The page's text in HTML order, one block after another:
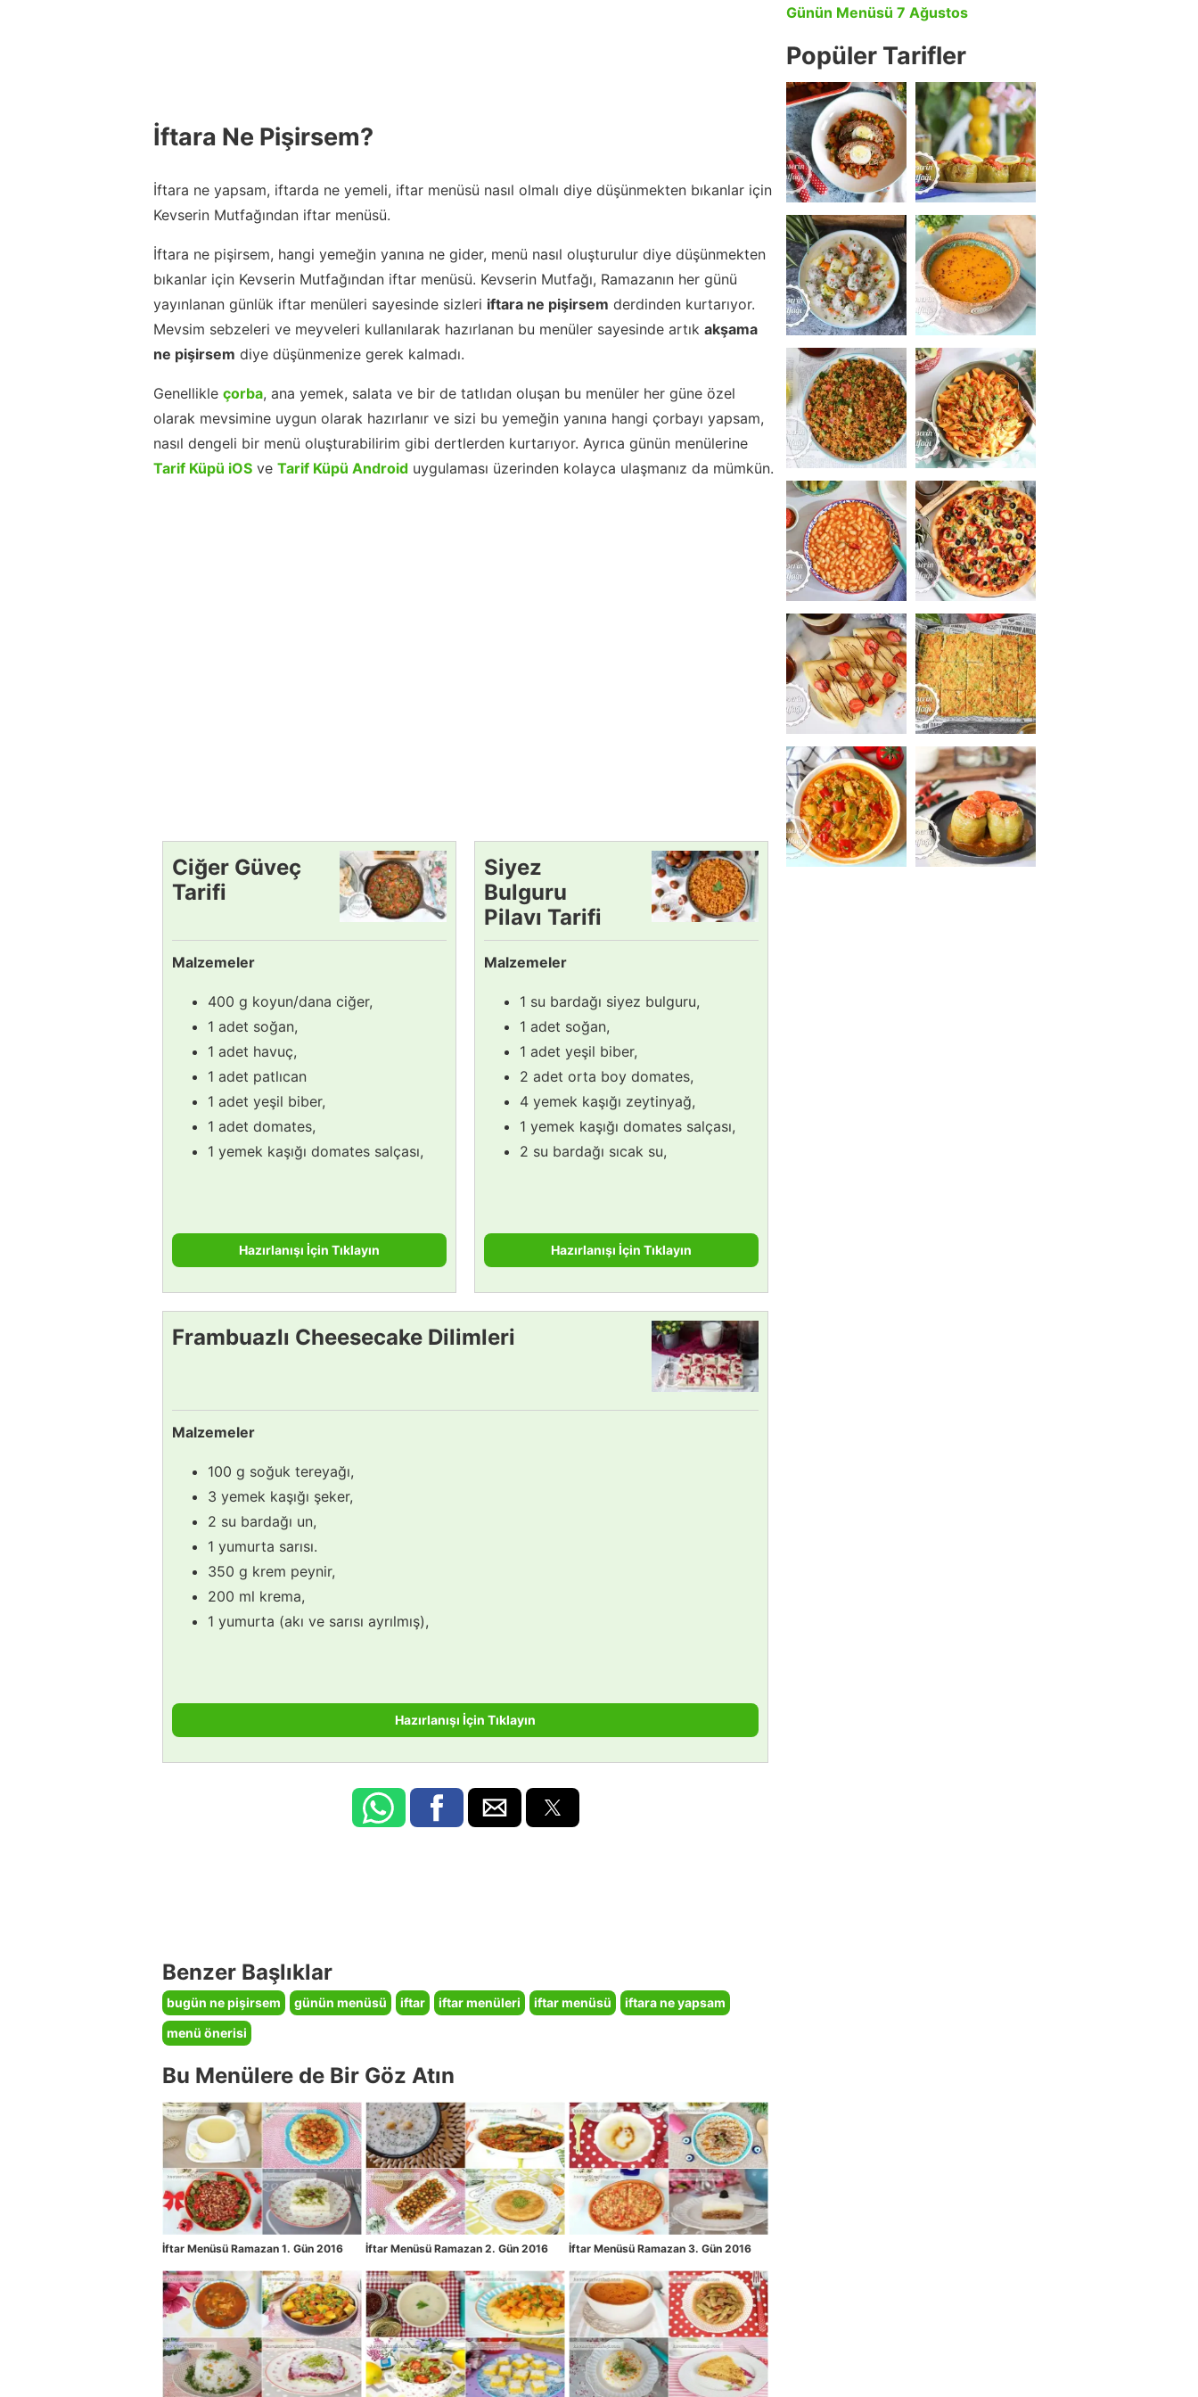
İftara Ne Pişirsem?
İftara ne yapsam, iftarda ne yemeli, iftar menüsü nasıl olmalı diye düşünmekten bıkanlar için
Kevserin Mutfağından iftar menüsü.
İftara ne pişirsem, hangi yemeğin yanına ne gider, menü nasıl oluşturulur diye düşünmekten
bıkanlar için Kevserin Mutfağından iftar menüsü. Kevserin Mutfağı, Ramazanın her günü
yayınlanan günlük iftar menüleri sayesinde sizleri iftara ne pişirsem derdinden kurtarıyor.
Mevsim sebzeleri ve meyveleri kullanılarak hazırlanan bu menüler sayesinde artık akşama
ne pişirsem diye düşünmenize gerek kalmadı.
Genellikle çorba, ana yemek, salata ve bir de tatlıdan oluşan bu menüler her güne özel
olarak mevsimine uygun olarak hazırlanır ve sizi bu yemeğin yanına hangi çorbayı yapsam,
nasıl dengeli bir menü oluşturabilirim gibi dertlerden kurtarıyor. Ayrıca günün menülerine
Tarif Küpü iOS ve Tarif Küpü Android uygulaması üzerinden kolayca ulaşmanız da mümkün.
Ciğer Güveç
Tarifi
Malzemeler
400 g koyun/dana ciğer,
1 adet soğan,
1 adet havuç,
1 adet patlıcan
1 adet yeşil biber,
1 adet domates,
1 yemek kaşığı domates salçası,
Hazırlanışı İçin Tıklayın
Siyez
Bulguru
Pilavı Tarifi
Malzemeler
1 su bardağı siyez bulguru,
1 adet soğan,
1 adet yeşil biber,
2 adet orta boy domates,
4 yemek kaşığı zeytinyağ,
1 yemek kaşığı domates salçası,
2 su bardağı sıcak su,
Hazırlanışı İçin Tıklayın
Frambuazlı Cheesecake Dilimleri
Malzemeler
100 g soğuk tereyağı,
3 yemek kaşığı şeker,
2 su bardağı un,
1 yumurta sarısı.
350 g krem peynir,
200 ml krema,
1 yumurta (akı ve sarısı ayrılmış),
Hazırlanışı İçin Tıklayın
Benzer Başlıklar
bugün ne pişirsem günün menüsü iftar iftar menüleri iftar menüsü
iftara ne yapsam
menü önerisi
Bu Menülere de Bir Göz Atın
İftar Menüsü Ramazan 1. Gün 2016 İftar Menüsü Ramazan 2. Gün 2016 İftar Menüsü Ramazan 3. Gün 2016
Günün Menüsü 7 Ağustos
Popüler Tarifler